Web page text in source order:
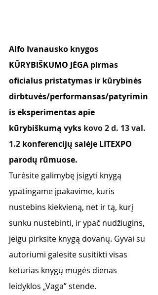
Alfo Ivanausko knygos
KŪRYBIŠKUMO JĖGA pirmas
oficialus pristatymas ir kūrybinės
dirbtuvės/performansas/patyrimin
is eksperimentas apie
kūrybiškumą vyks kovo 2 d. 13 val.
1.2 konferencijų salėje LITEXPO
parodų rūmuose.
Turėsite galimybę įsigyti knygą
ypatingame įpakavime, kuris
nustebins kiekvieną, net ir tą, kurį
sunku nustebinti, ir ypač nudžiugins,
jeigu pirksite knygą dovanų. Gyvai su
autoriumi galėsite susitikti visas
keturias knygų mugės dienas
leidyklos „Vaga” stende.